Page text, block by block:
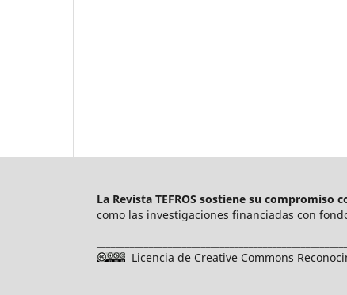
La Revista TEFROS sostiene su compromiso
como las investigaciones financiadas con
Licencia de Creative Commons